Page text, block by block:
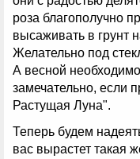
роза благополучно
высаживать в грунт
Желательно под
А весной
замечательно, если
Растущая Луна".
Теперь будем
вас вырастет такая